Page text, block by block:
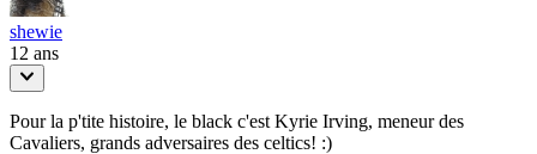
shewie
12 ans
Pour la p'tite histoire, le black c'est Kyrie Irving, meneur des
Cavaliers, grands adversaires des celtics! :)